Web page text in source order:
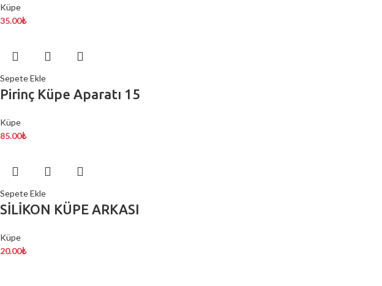
Küpe
35.00₺
Sepete Ekle
Pirinç Küpe Aparatı 15
Küpe
85.00₺
Sepete Ekle
SİLİKON KÜPE ARKASI
Küpe
20.00₺